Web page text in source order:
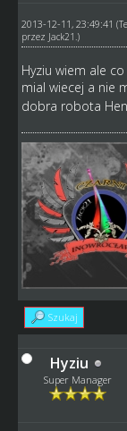
2013-12-11, 23:49:41
przez Jack21 .)
Hyziu wiem ale
mial wiecej a nie
dobra robota
Szukaj
Hyziu
Super Manager